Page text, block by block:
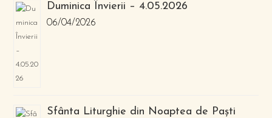
Duminica Învierii – 4.05.2026
06/04/2026
Sfânta Liturghie din Noaptea de Paști